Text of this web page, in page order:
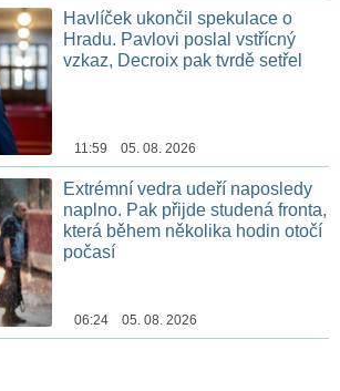
Havlíček ukončil spekulace o
Hradu. Pavlovi poslal vstřícný
vzkaz, Decroix pak tvrdě setřel
11:59 05. 08. 2026
Extrémní vedra udeří naposledy
naplno. Pak přijde studená fronta,
která během několika hodin otočí
počasí
06:24 05. 08. 2026